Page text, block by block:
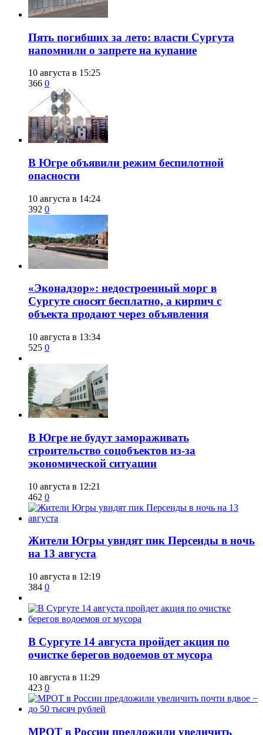
​Пять погибших за лето: власти Сургута
напомнили о запрете на купание
10 августа в 15:25
366 0
В Югре объявили режим беспилотной
опасности
10 августа в 14:24
392 0
​«Эконадзор»: недостроенный морг в
Сургуте сносят бесплатно, а кирпич с
объекта продают через объявления
10 августа в 13:34
525 0
В Югре не будут замораживать
строительство соцобъектов из-за
экономической ситуации
10 августа в 12:21
462 0
​Жители Югры увидят пик Персеиды в ночь
на 13 августа
10 августа в 12:19
384 0
​В Сургуте 14 августа пройдет акция по
очистке берегов водоемов от мусора
10 августа в 11:29
423 0
МРОТ в России предложили увеличить